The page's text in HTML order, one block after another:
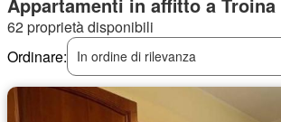
62 proprietà disponibili
Ordinare:
In ordine di rilevanza